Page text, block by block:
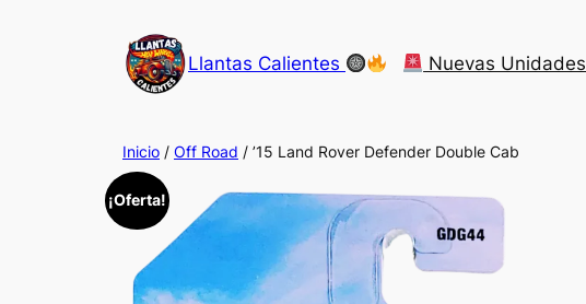
Llantas Calientes Nuevas Unidades
Inicio / Off Road / ’15 Land Rover Defender Double Cab
¡Oferta!